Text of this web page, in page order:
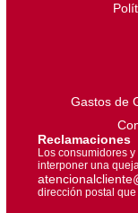
Gastos de
Reclamaciones
Los consumidores
interponer una
dirección postal